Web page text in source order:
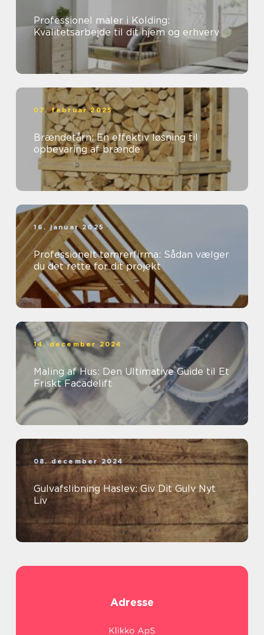
Professionel maler i Kolding:
Kvalitetsarbejde til dit hjem og erhverv
07. februar 2025
Brændetårn: En effektiv løsning til
opbevaring af brænde
16. januar 2025
Professionelt tømrerfirma: Sådan vælger
du det rette for dit projekt
14. december 2024
Maling af Hus: Den Ultimative Guide til Et
Friskt Facadelift
08. december 2024
Gulvafslibning Haslev: Giv Dit Gulv Nyt
Liv
Adresse